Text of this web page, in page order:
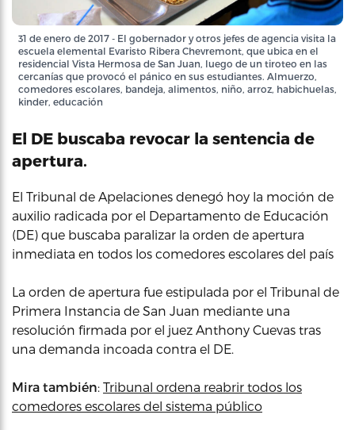
31 de enero de 2017 - El gobernador y otros jefes de agencia visita la
escuela elemental Evaristo Ribera Chevremont, que ubica en el
residencial Vista Hermosa de San Juan, luego de un tiroteo en las
cercanías que provocó el pánico en sus estudiantes. Almuerzo,
comedores escolares, bandeja, alimentos, niño, arroz, habichuelas,
kinder, educación
El DE buscaba revocar la sentencia de
apertura.
El Tribunal de Apelaciones denegó hoy la moción de
auxilio radicada por el Departamento de Educación
(DE) que buscaba paralizar la orden de apertura
inmediata en todos los comedores escolares del país
La orden de apertura fue estipulada por el Tribunal de
Primera Instancia de San Juan mediante una
resolución firmada por el juez Anthony Cuevas tras
una demanda incoada contra el DE.
Mira también: Tribunal ordena reabrir todos los
comedores escolares del sistema público